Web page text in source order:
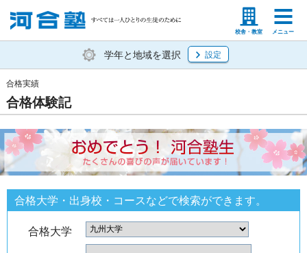
校舎・教室 メニュー
塾生の方 高等学校の先生
学年と地域を選択 設定
合格体験記
合格実績
合格大学・出身校・コースなどで検索ができます。
合格大学